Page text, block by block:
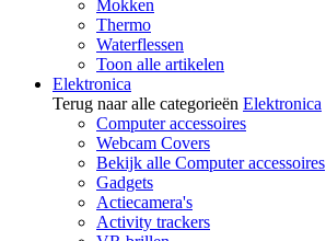
Mokken
Thermo
Waterflessen
Toon alle artikelen
Elektronica
Terug naar alle categorieën Elektronica
Computer accessoires
Webcam Covers
Bekijk alle Computer accessoires
Gadgets
Actiecamera's
Activity trackers